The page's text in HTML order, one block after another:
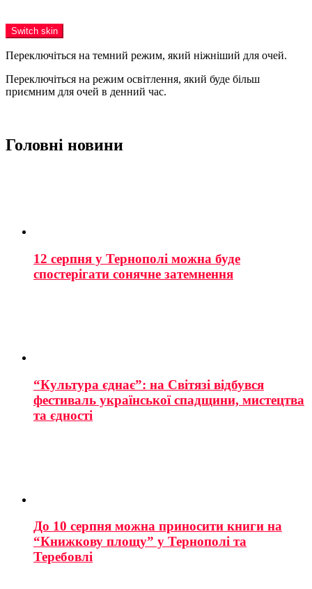
Switch skin
Переключіться на темний режим, який ніжніший для очей.
Переключіться на режим освітлення, який буде більш
приємним для очей в денний час.
Головні новини
12 серпня у Тернополі можна буде
спостерігати сонячне затемнення
“Культура єднає”: на Світязі відбувся
фестиваль української спадщини, мистецтва
та єдності
До 10 серпня можна приносити книги на
“Книжкову площу” у Тернополі та
Теребовлі